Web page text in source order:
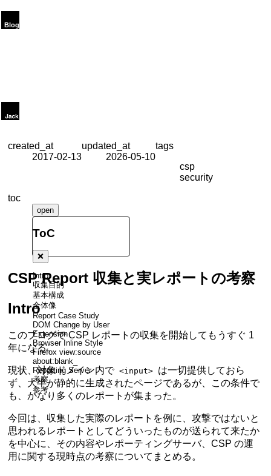
created_at
2017-02-13
updated_at
2026-05-10
tags
csp
security
toc
open
ToC
❌
Intro
収集目的
基本構成
全体像
Report Case Study
DOM Change by User
Extension
Browser Inline Style
Firefox view:source
about:blank_
Reporting Server
考察
参考
CSP Report 収集と実レポートの考察
Intro
このブログで CSP レポートの収集を開始してもうすぐ 1
年になる。
現状、対象ドメイン内で <input> は一切提供しておら
ず、大半が静的に生成されたページであるが、この条件で
も、かなり多くのレポートが集まった。
今回は、収集した実際のレポートを例に、攻撃ではないと
思われるレポートとしてどういったものが送られて来たか
を中心に、その内容やレポーティングサーバ、CSP の運
用に関する現時点の考察についてまとめる。